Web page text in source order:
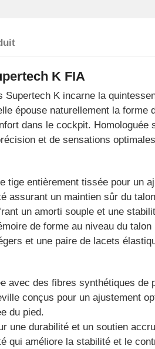
K FIA
Supertech K incarne la
épouse naturellement la
dans le cockpit.
et de sensations
tige entièrement tissée pour un
assurant un maintien sûr du
un amorti souple et une
de forme au niveau du
et une paire de lacets
avec des fibres synthétiques
conçus pour un ajustement
du pied.
une durabilité et un soutien
qui améliore la stabilité et le